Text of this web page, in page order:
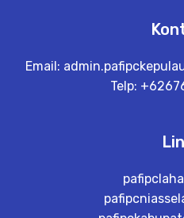
Email:
Telp: